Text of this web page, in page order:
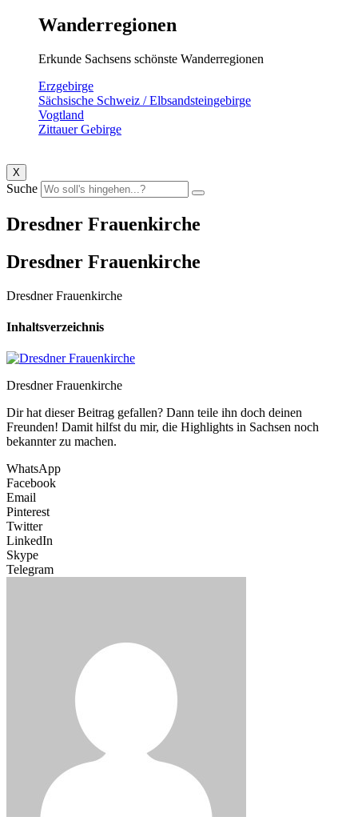
Wanderregionen
Erkunde Sachsens schönste Wanderregionen
Erzgebirge
Sächsische Schweiz / Elbsandsteingebirge
Vogtland
Zittauer Gebirge
X
Suche
Dresdner Frauenkirche
Dresdner Frauenkirche
Dresdner Frauenkirche
Inhaltsverzeichnis
Dresdner Frauenkirche
Dir hat dieser Beitrag gefallen? Dann teile ihn doch deinen
Freunden! Damit hilfst du mir, die Highlights in Sachsen noch
bekannter zu machen.
WhatsApp
Facebook
Email
Pinterest
Twitter
LinkedIn
Skype
Telegram